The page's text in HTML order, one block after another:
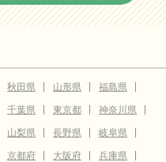
秋田県 山形県
福島県
千葉県 東京都
神奈川県
山梨県 長野県
岐阜県
京都府 大阪府
兵庫県